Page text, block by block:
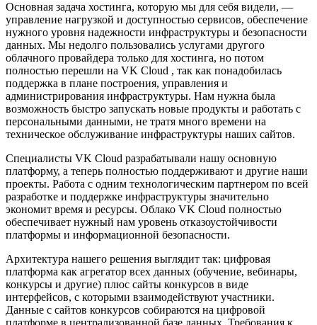
Основная задача хостинга, которую мы для себя видели, —
управление нагрузкой и доступностью сервисов, обеспечение
нужного уровня надежности инфраструктуры и безопасности
данных. Мы недолго пользовались услугами другого
облачного провайдера только для хостинга, но потом
полностью перешли на VK Cloud , так как понадобилась
поддержка в плане построения, управления и
администрирования инфраструктуры. Нам нужна была
возможность быстро запускать новые продукты и работать с
персональными данными, не тратя много времени на
техническое обслуживание инфраструктуры наших сайтов.
Специалисты VK Cloud разрабатывали нашу основную
платформу, а теперь полностью поддерживают и другие наши
проекты. Работа с одним технологическим партнером по всей
разработке и поддержке инфраструктуры значительно
экономит время и ресурсы. Облако VK Cloud полностью
обеспечивает нужный нам уровень отказоустойчивости
платформы и информационной безопасности.
Архитектура нашего решения выглядит так: цифровая
платформа как агрегатор всех данных (обучение, вебинары,
конкурсы и другие) плюс сайты конкурсов в виде
интерфейсов, с которыми взаимодействуют участники.
Данные с сайтов конкурсов собираются на цифровой
платформе в централизованной базе данных. Требования к